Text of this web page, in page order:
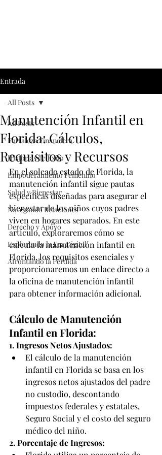
Entrada
All Posts
Fortaleza Financiera
Historias de Éxito
Empoderamiento Fémenino
Salud y Bienestar
Navegando Relaciones
Derecho y Apoyo
Explorando la Era Digital
Afrontando la Pérdida
All Posts
Manutención Infantil en
Florida: Cálculos,
Requisitos y Recursos
En el soleado estado de Florida, la
manutención infantil sigue pautas
específicas diseñadas para asegurar el
bienestar de los niños cuyos padres
viven en hogares separados. En este
artículo, exploraremos cómo se
calcula la manutención infantil en
Florida, los requisitos esenciales y
proporcionaremos un enlace directo a
la oficina de manutención infantil
para obtener información adicional.
Cálculo de Manutención
Infantil en Florida:
1. Ingresos Netos Ajustados:
El cálculo de la manutención
infantil en Florida se basa en los
ingresos netos ajustados del padre
no custodio, descontando
impuestos federales y estatales,
Seguro Social y el costo del seguro
médico del niño.
2. Porcentaje de Ingresos: